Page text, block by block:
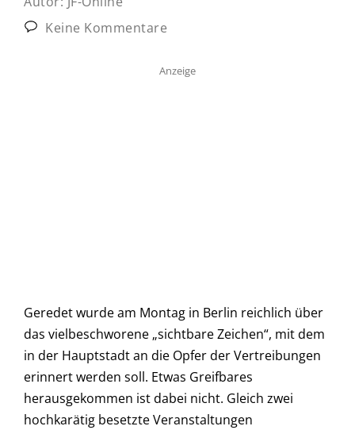
Keine Kommentare
Anzeige
Geredet wurde am Montag in Berlin reichlich über
das vielbeschworene „sichtbare Zeichen“, mit dem
in der Hauptstadt an die Opfer der Vertreibungen
erinnert werden soll. Etwas Greifbares
herausgekommen ist dabei nicht. Gleich zwei
hochkarätig besetzte Veranstaltungen